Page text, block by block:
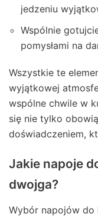
jedzeniu
Wspólnie
pomysłami na
Wszystkie te
wyjątkowej
wspólne chwile w
się nie tylko
doświadczeniem,
Jakie napoje
dwojga?
Wybór napojów